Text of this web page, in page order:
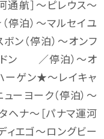
通航］～ピレウス～
停泊）～マルセイユ
ン（停泊）～オンフ
ドン ／停泊）～オ
ーゲン★～レイキャ
ーヨーク（停泊）～
ヘナ～［パナマ運河
ィエゴ～ロングビー